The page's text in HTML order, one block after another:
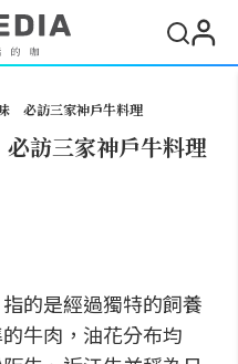
必訪三家神戶牛料理
訪三家神戶牛料理
的是經過獨特的飼養
牛肉，油花分布均